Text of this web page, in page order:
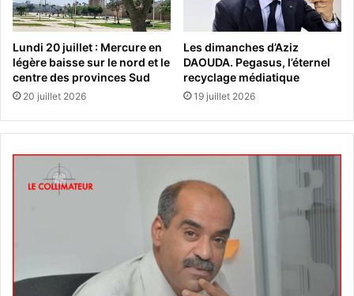
Lundi 20 juillet : Mercure en
légère baisse sur le nord et le
centre des provinces Sud
20 juillet 2026
Les dimanches d’Aziz
DAOUDA. Pegasus, l’éternel
recyclage médiatique
19 juillet 2026